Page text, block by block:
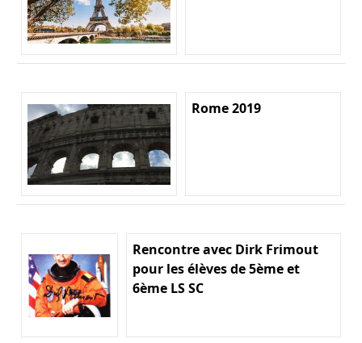
Rome 2019
Rencontre avec Dirk Frimout
pour les élèves de 5ème et
6ème LS SC